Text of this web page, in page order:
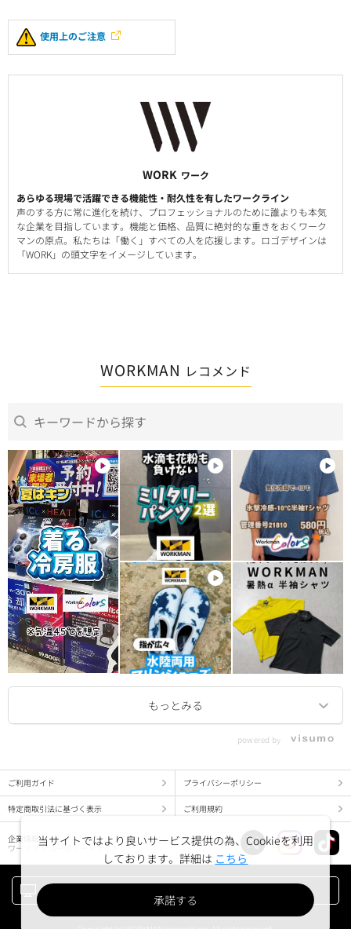
使用上のご注意
WORK ワーク
あらゆる現場で活躍できる機能性・耐久性を有したワークライン
声のする方に常に進化を続け、プロフェッショナルのために誰よりも本気
な企業を目指しています。機能と価格、品質に絶対的な重きをおくワーク
マンの原点。私たちは「働く」すべての人を応援します。ロゴデザインは
「WORK」の頭文字をイメージしています。
WORKMAN レコメンド
powered by
ご利用ガイド プライバシーポリシー
特定商取引法に基づく表示 ご利用規約
企業情報
ワークマン コーポレートサイト
当サイトではより良いサービス提供の為、Cookieを利用
しております。詳細は こちら
承諾する